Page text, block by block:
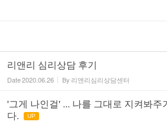
리앤리 심리상담 후기
Date2020.06.26 By 리앤리심리상담센터
'그게 나인걸' ... 나를 그대로 지켜봐주
다.
UP